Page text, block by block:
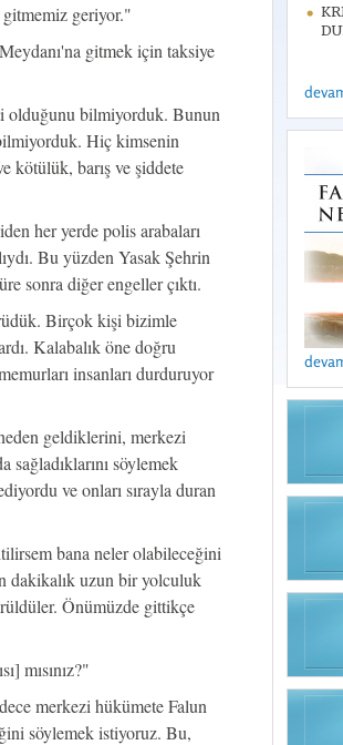
geriyor."
gitmek için taksiye
olduğunu bilmiyorduk. Bunun
bilmiyorduk. Hiç kimsenin
kötülük, barış ve şiddete
her yerde polis arabaları
Bu yüzden Yasak Şehrin
sonra diğer engeller çıktı.
Birçok kişi bizimle
Kalabalık öne doğru
insanları durduruyor
geldiklerini, merkezi
söylemek
ve onları sırayla duran
bana neler olabileceğini
dakikalık uzun bir yolculuk
Önümüzde gittikçe
mısınız?"
merkezi hükümete Falun
söylemek istiyoruz. Bu,